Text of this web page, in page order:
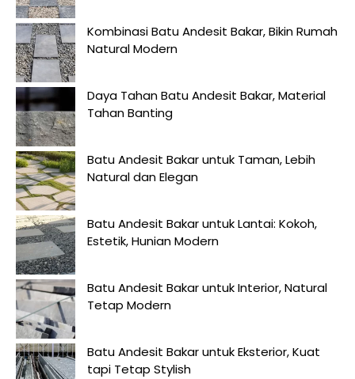
Kombinasi Batu Andesit Bakar, Bikin Rumah
Natural Modern
Daya Tahan Batu Andesit Bakar, Material
Tahan Banting
Batu Andesit Bakar untuk Taman, Lebih
Natural dan Elegan
Batu Andesit Bakar untuk Lantai: Kokoh,
Estetik, Hunian Modern
Batu Andesit Bakar untuk Interior, Natural
Tetap Modern
Batu Andesit Bakar untuk Eksterior, Kuat
tapi Tetap Stylish